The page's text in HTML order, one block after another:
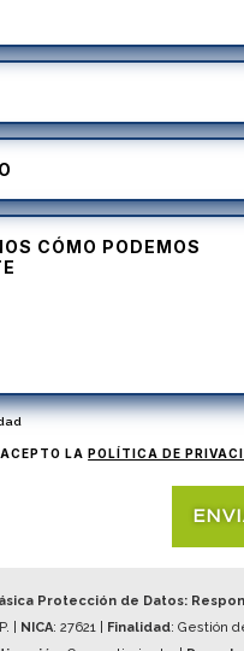
LA POLÍTICA DE
Protección de Datos:
|
NICA: 27621| Finalidad: Gestión